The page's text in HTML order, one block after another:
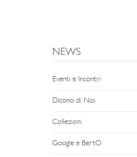
NEWS
Eventi e Incontri
Dicono di Noi
Collezioni
Google e BertO